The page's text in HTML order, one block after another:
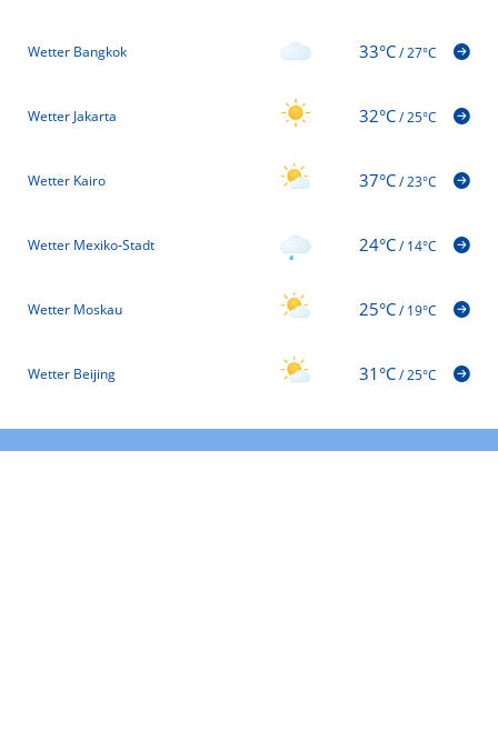
Wetter Bangkok 33°C/27°C
Wetter Jakarta 32°C/25°C
Wetter Kairo 37°C/23°C
Wetter Mexiko-Stadt 24°C/14°C
Wetter Moskau 25°C/19°C
Wetter Beijing 31°C/25°C